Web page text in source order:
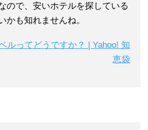
ので、安いホテルを探している
かも知れませんね。
ルってどうですか？ | Yahoo! 知
恵袋